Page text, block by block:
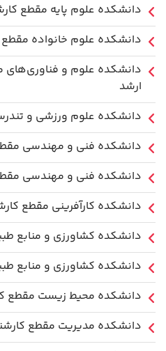
دانشکده علوم پایه مقطع
دانشکده علوم خانواده
دانشکده علوم و فناوری‌های
ارشد
دانشکده علوم ورزشی و
دانشکده فنی و مهندسی
دانشکده فنی و مهندسی
دانشکده کارآفرینی مقطع
دانشکده کشاورزی و منابع
دانشکده کشاورزی و منابع
دانشکده محیط زیست مقطع
دانشکده مدیریت مقطع